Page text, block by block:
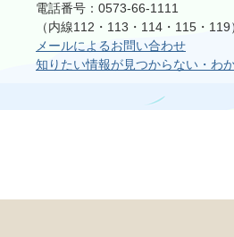
電話番号：0573-66-1111
（内線112・113・114・115・119
メールによるお問い合わせ
知りたい情報が見つからない・わ